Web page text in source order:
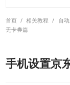
91卡券仓库 转
首页 / 相关教程 / 自
无卡券篇
手机设置京